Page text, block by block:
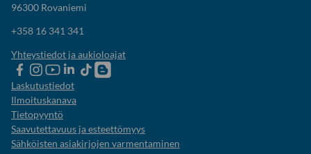
96300 Rovaniemi
+358 16 341 341
Yhteystiedot ja aukioloajat
Lapin
yliopiston
Facebook
Lapin
yliopiston
instagram-
tili
Lapin
yliopiston
Youtube-
kanava
Lapin
yliopisto
Linkedinissä
LapinOpiskelijaelämää-
Laskutustiedot
Ilmoituskanava
Tietopyyntö
Saavutettavuus ja esteettömyys
Sähköisten asiakirjojen varmentaminen